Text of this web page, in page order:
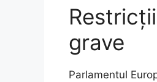
grave
Parlamentul